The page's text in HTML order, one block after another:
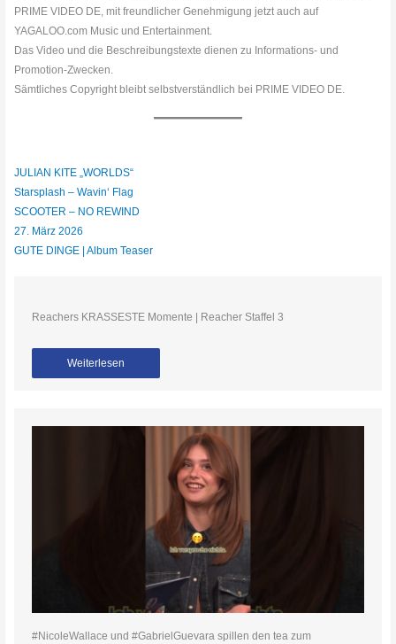
PRIME VIDEO DE, mit freundlicher Genehmigung jetzt auch auf
YAGALOO.com Music und Entertainment.
Das Video und die Beschreibungstexte dienen zu Informations- und
Promotion-Zwecken.
Sämtliches Copyright bleibt selbstverständlich bei PRIME VIDEO DE.
JULIAN KITE „WORLDS“
Starsplash – Wavin‘ Flag
SCOOTER – NO REWIND
27. März 2026
GUTE DINGE | Album Teaser
Reachers KRASSESTE Momente | Reacher Staffel 3
Weiterlesen
#NicoleWallace und #GabrielGuevara spillen den tea zum